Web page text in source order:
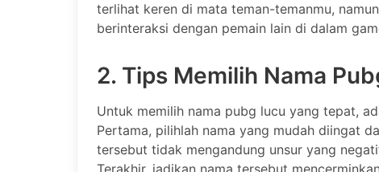
terlihat keren di mata teman-temanmu,
berinteraksi dengan pemain lain di dalam
2. Tips Memilih Nama
Untuk memilih nama pubg lucu yang tepat,
Pertama, pilihlah nama yang mudah diingat
tersebut tidak mengandung unsur yang